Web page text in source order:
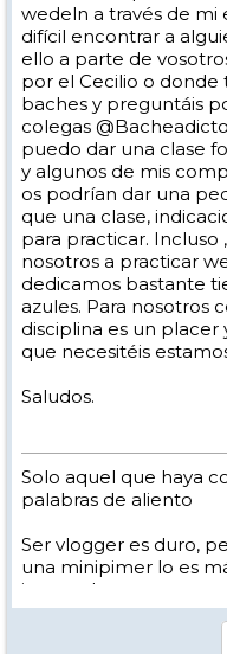
wedeln a través de
difícil encontrar a
ello a parte de
por el Cecilio o donde
baches y preguntáis
colegas
puedo dar una clase
y algunos de mis
os podrían dar una
que una clase,
para practicar. Incluso
nosotros a practicar
dedicamos bastante
azules. Para nosotros
disciplina es un placer
que necesitéis
Saludos.
Solo aquel que haya
palabras de aliento
Ser vlogger es duro,
una minipimer lo es
intento hacer.
Yo hago esquí